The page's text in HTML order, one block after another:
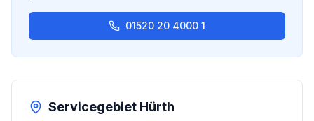
01520 20 4000 1
Servicegebiet Hürth